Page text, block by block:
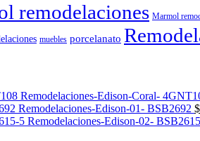
remodelaciones Marmol
muebles porcelanato
BSB2692 $